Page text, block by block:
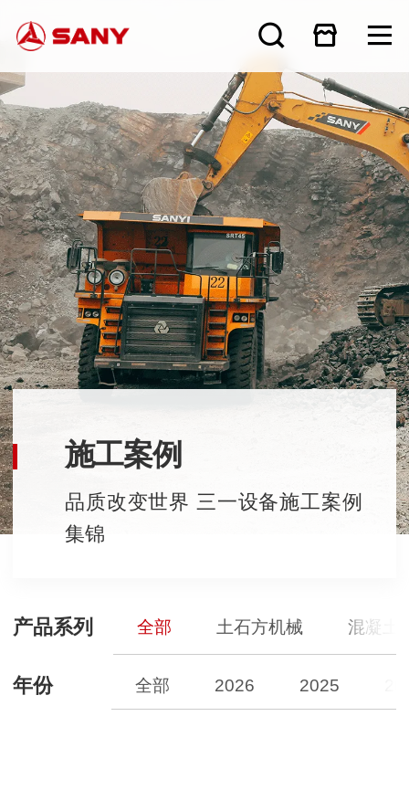
施工案例
品质改变世界 三一设备施工案例
集锦
产品系列 全部 土石方机械 混凝土
年份 全部 2026 2025